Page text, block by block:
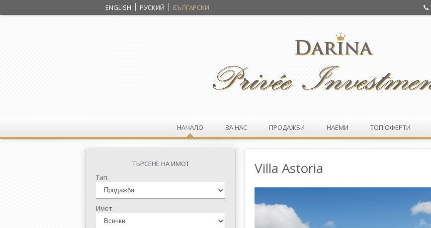
ENGLISH РУСКИЙ БЪЛГАРСКИ
НАЧАЛО ЗА НАС ПРОДАЖБИ НАЕМИ ТОП ОФЕРТИ
ТЪРСЕНЕ НА ИМОТ
Тип:
Имот:
Villa Astoria